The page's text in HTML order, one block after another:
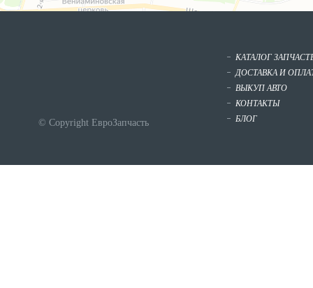
© Copyright ЕвроЗапчасть
КАТАЛОГ
ДОСТАВКА И
ВЫКУП АВТО
КОНТАКТЫ
БЛОГ